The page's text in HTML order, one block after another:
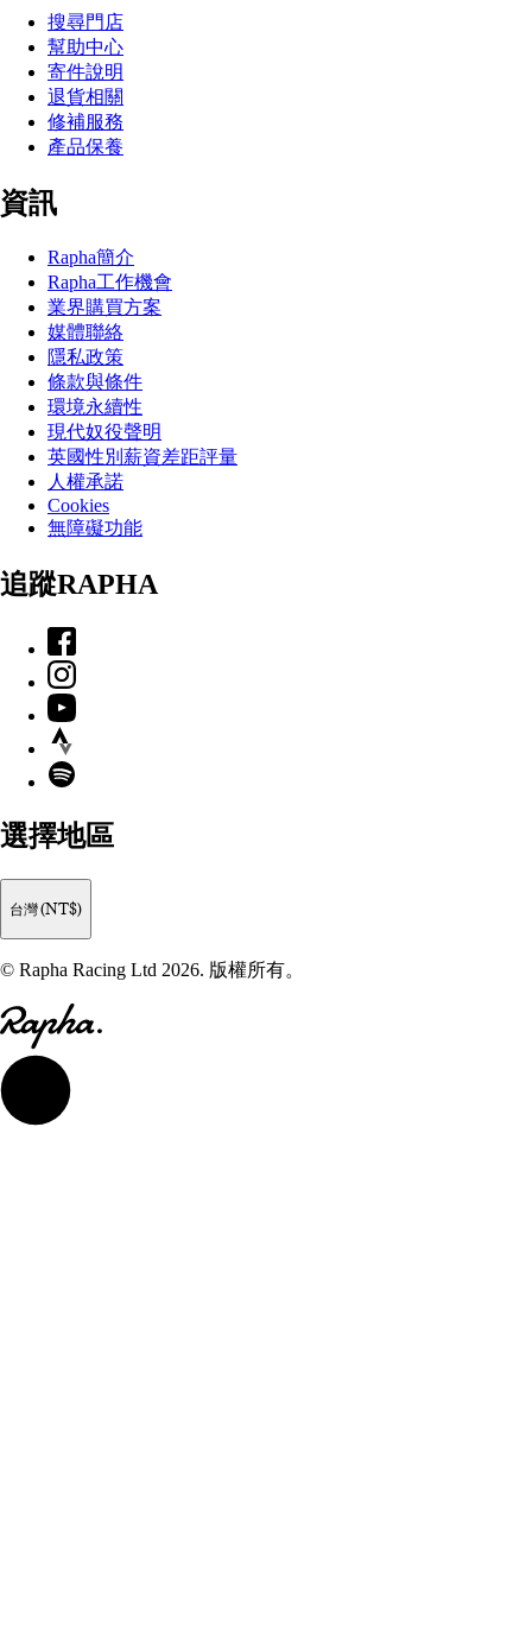
搜尋門店
幫助中心
寄件說明
退貨相關
修補服務
產品保養
資訊
Rapha簡介
Rapha工作機會
業界購買方案
媒體聯絡
隱私政策
條款與條件
環境永續性
現代奴役聲明
英國性別薪資差距評量
人權承諾
Cookies
無障礙功能
追蹤RAPHA
Facebook
Instagram
YouTube
Strava
Spotify
選擇地區
台灣 (NT$)
© Rapha Racing Ltd 2026. 版權所有。